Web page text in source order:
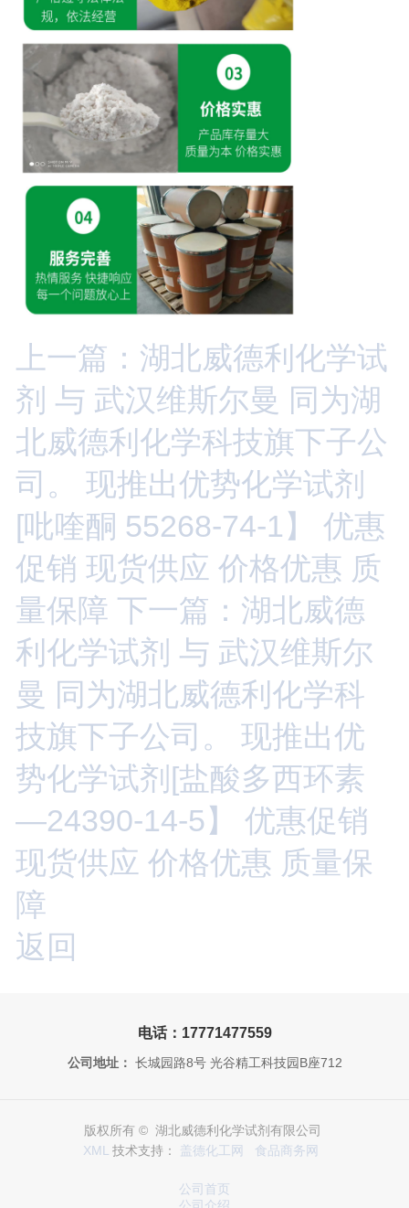
上一篇：湖北威德利化学试
剂 与 武汉维斯尔曼 同为湖
北威德利化学科技旗下子公
司。 现推出优势化学试剂
[吡喹酮 55268-74-1】 优惠
促销 现货供应 价格优惠 质
量保障 下一篇：湖北威德
利化学试剂 与 武汉维斯尔
曼 同为湖北威德利化学科
技旗下子公司。 现推出优
势化学试剂[盐酸多西环素
—24390-14-5】 优惠促销
现货供应 价格优惠 质量保
障
返回
电话：17771477559
公司地址： 长城园路8号 光谷精工科技园B座712
版权所有 © 湖北威德利化学试剂有限公司
XML 技术支持： 盖德化工网 食品商务网
公司首页